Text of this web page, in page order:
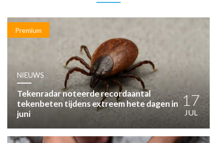
ENQUÊTES
OPINIE
HUISARTSENPOST
PRAKTIJKZAKEN
TARIEVEN
VPHUISARTSEN
MEDISCHE VAKHANDEL
INLOGGEN
Premium
NIEUWS
Tekenradar noteerde recordaantal
tekenbeten tijdens extreem hete dagen in
juni
17
JUL